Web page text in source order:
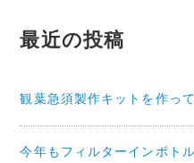
最近の投稿
観葉急須製作キットを作っ
今年もフィルターインボト